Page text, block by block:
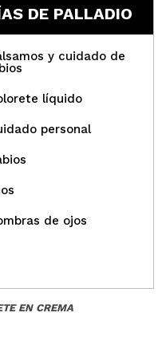
DE PALLADIO
y cuidado de
líquido
personal
de ojos
EN CREMA